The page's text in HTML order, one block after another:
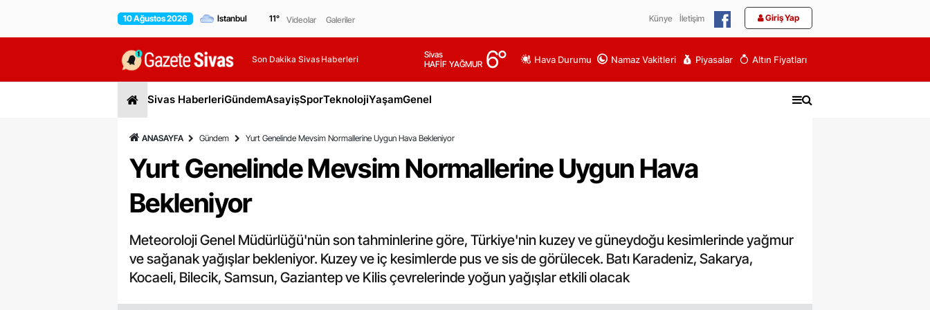
10 Ağustos 2026 11° Videolar Galeriler Künye İletişim Giriş Yap
Son Dakika Sivas Haberleri
Sivas
HAFİF YAĞMUR 6° Hava Durumu Namaz Vakitleri Piyasalar Altın Fiyatları
Sivas HaberleriGündemAsayişSporTeknolojiYaşamGenel
ANASAYFA Gündem Yurt Genelinde Mevsim Normallerine Uygun Hava Bekleniyor
Yurt Genelinde Mevsim Normallerine Uygun Hava
Bekleniyor
Meteoroloji Genel Müdürlüğü'nün son tahminlerine göre, Türkiye'nin kuzey ve güneydoğu kesimlerinde yağmur
ve sağanak yağışlar bekleniyor. Kuzey ve iç kesimlerde pus ve sis de görülecek. Batı Karadeniz, Sakarya,
Kocaeli, Bilecik, Samsun, Gaziantep ve Kilis çevrelerinde yoğun yağışlar etkili olacak